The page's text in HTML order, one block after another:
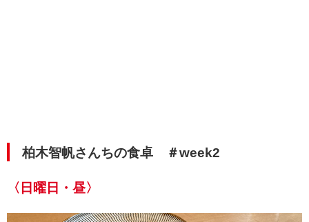
柏木智帆さんちの食卓 ＃week2
〈日曜日・昼〉